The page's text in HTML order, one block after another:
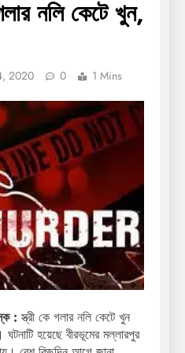
নলি কেটে খুন,
2020 0 1 Mins
: স্ত্রী কে গলার নলি কেটে খুন
হয়েছে বীরভূমের মল্লারপুর